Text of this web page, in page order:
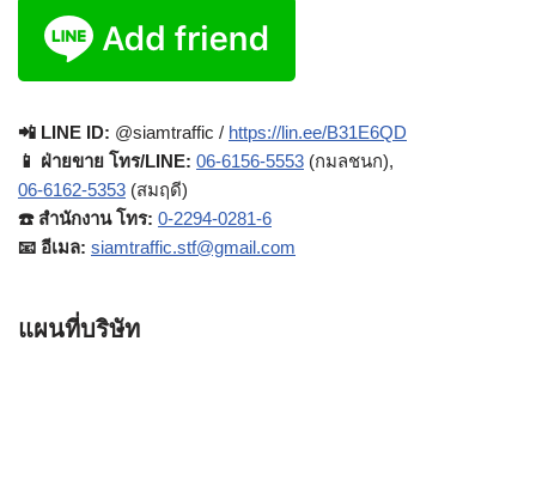
📲 LINE ID: @siamtraffic / https://lin.ee/B31E6QD
📱 ฝ่ายขาย โทร/LINE: 06-6156-5553 (กมลชนก),
06-6162-5353 (สมฤดี)
☎️ สำนักงาน โทร: 0-2294-0281-6
📧 อีเมล: siamtraffic.stf@gmail.com
แผนที่บริษัท